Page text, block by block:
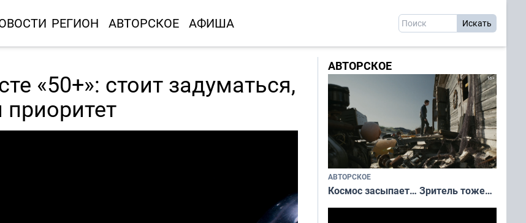
РЕГИОН АВТОРСКОЕ АФИША
«50+»: стоит задуматься,
АВТОРСКОЕ
АВТОРСКОЕ
Космос засыпает… Зритель тоже…